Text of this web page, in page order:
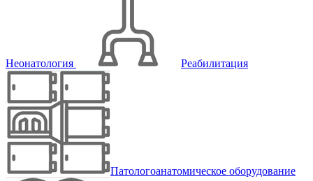
Неонатология Реабилитация
Патологоанатомическое оборудование